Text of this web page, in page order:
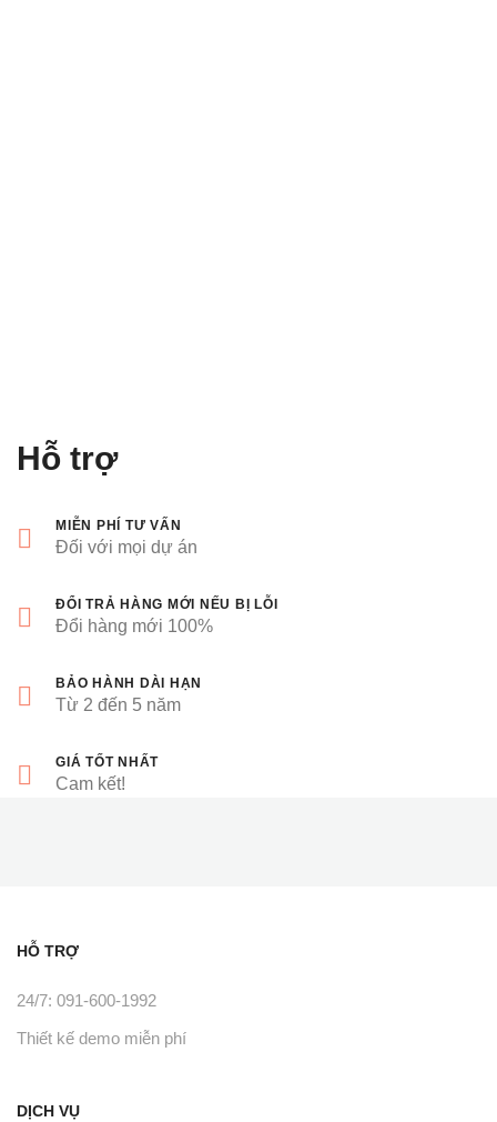
Hỗ trợ
MIỄN PHÍ TƯ VẤN
Đối với mọi dự án
ĐỔI TRẢ HÀNG MỚI NẾU BỊ LỖI
Đổi hàng mới 100%
BẢO HÀNH DÀI HẠN
Từ 2 đến 5 năm
GIÁ TỐT NHẤT
Cam kết!
HỖ TRỢ
24/7: 091-600-1992
Thiết kế demo miễn phí
DỊCH VỤ